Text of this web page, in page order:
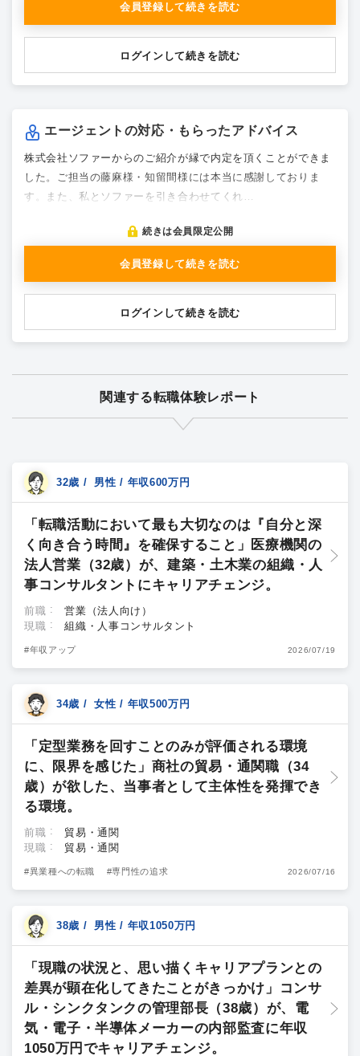
会員登録して続きを読む
ログインして続きを読む
エージェントの対応・もらったアドバイス
株式会社ソファーからのご紹介が縁で内定を頂くことができま
した。ご担当の藤麻様・知留間様には本当に感謝しておりま
す。また、私とソファーを引き合わせてくれ…
続きは会員限定公開
会員登録して続きを読む
ログインして続きを読む
関連する転職体験レポート
32歳 / 男性 / 年収600万円
「転職活動において最も大切なのは『自分と深
く向き合う時間』を確保すること」医療機関の
法人営業（32歳）が、建築・土木業の組織・人
事コンサルタントにキャリアチェンジ。
前職
営業（法人向け）
現職
組織・人事コンサルタント
#年収アップ 2026/07/19
34歳 / 女性 / 年収500万円
「定型業務を回すことのみが評価される環境
に、限界を感じた」商社の貿易・通関職（34
歳）が欲した、当事者として主体性を発揮でき
る環境。
前職
貿易・通関
現職
貿易・通関
#異業種への転職 #専門性の追求 2026/07/16
38歳 / 男性 / 年収1050万円
「現職の状況と、思い描くキャリアプランとの
差異が顕在化してきたことがきっかけ」コンサ
ル・シンクタンクの管理部長（38歳）が、電
気・電子・半導体メーカーの内部監査に年収
1050万円でキャリアチェンジ。